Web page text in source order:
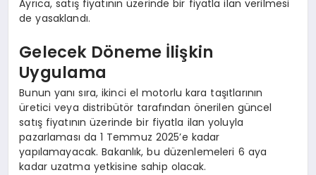
Ayrıca, satış fiyatının üzerinde bir fiyatla ilan verilmesi
de yasaklandı.
Gelecek Döneme İlişkin
Uygulama
Bunun yanı sıra, ikinci el motorlu kara taşıtlarının
üretici veya distribütör tarafından önerilen güncel
satış fiyatının üzerinde bir fiyatla ilan yoluyla
pazarlaması da 1 Temmuz 2025’e kadar
yapılamayacak. Bakanlık, bu düzenlemeleri 6 aya
kadar uzatma yetkisine sahip olacak.